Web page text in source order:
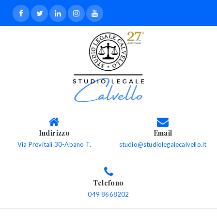
Indirizzo
Via Previtali 30-Abano T.
Email
studio@studiolegalecalvello.it
Telefono
049 8668202